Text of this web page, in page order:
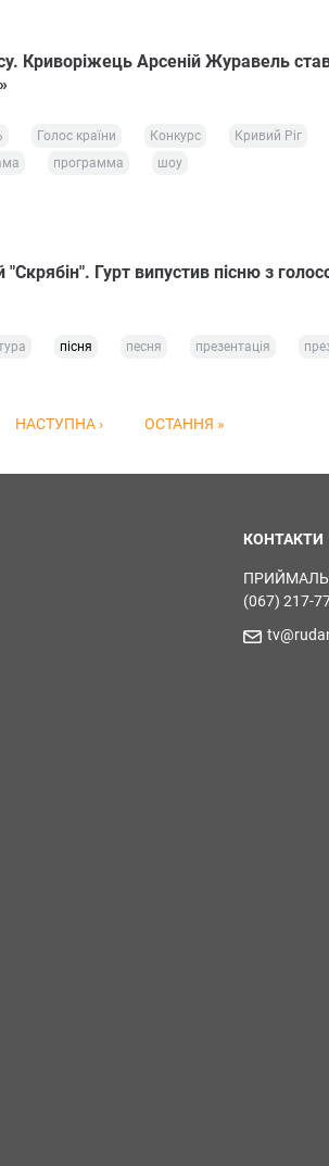
Криворіжець Арсеній Журавель
Голос країни Конкурс Кривий Ріг
программа шоу
Гурт випустив пісню з
пісня песня презентація
НАСТУПНА › ОСТАННЯ »
КОНТАКТИ
(067) 217-